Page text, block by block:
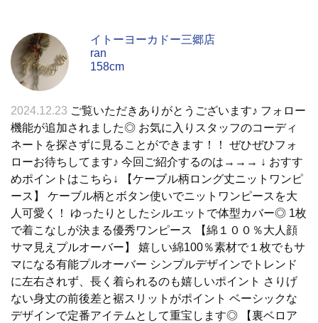
イトーヨーカドー三郷店
ran
158cm
2024.12.23 ご覧いただきありがとうございます♪ フォロー
機能が追加されました◎ お気に入りスタッフのコーディ
ネートを探さずに見ることができます！！ ぜひぜひフォ
ローお待ちしてます♪ 今回ご紹介するのは→→→ ↓ おすす
めポイントはこちら↓ 【ケーブル柄ロング丈ニットワンピ
ース】 ケーブル柄とボタン使いでニットワンピースを大
人可愛く！ ゆったりとしたシルエットで体型カバー◎ 1枚
で着こなしが決まる優秀ワンピース 【綿１００％大人顔
サマ見えプルオーバー】 嬉しい綿100％素材で１枚でもサ
マになる有能プルオーバー シンプルデザインでトレンド
に左右されず、長く着られるのも嬉しいポイント さりげ
ない身丈の前後差と裾スリットがポイント ベーシックな
デザインで定番アイテムとして重宝します◎ 【裏ベロア